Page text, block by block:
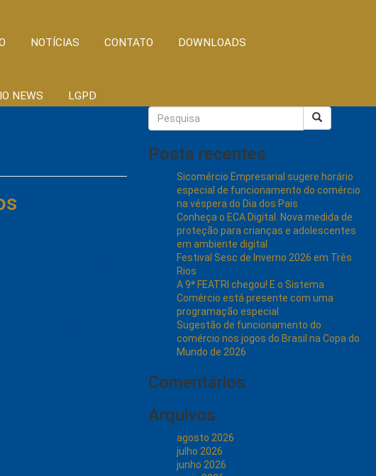
NOTÍCIAS CONTATO DOWNLOADS
NEWS LGPD
Posts recentes
Sicomércio Empresarial sugere horário
especial de funcionamento do comércio
na véspera do Dia dos Pais
Conheça o ECA Digital. Nova medida de
proteção para crianças e adolescentes
em ambiente digital
Festival Sesc de Inverno 2026 em Três
Rios
A 9ª FEATRI chegou! E o Sistema
Comércio está presente com uma
programação especial
Sugestão de funcionamento do
comércio nos jogos do Brasil na Copa do
Mundo de 2026
Comentários
Arquivos
agosto 2026
julho 2026
junho 2026